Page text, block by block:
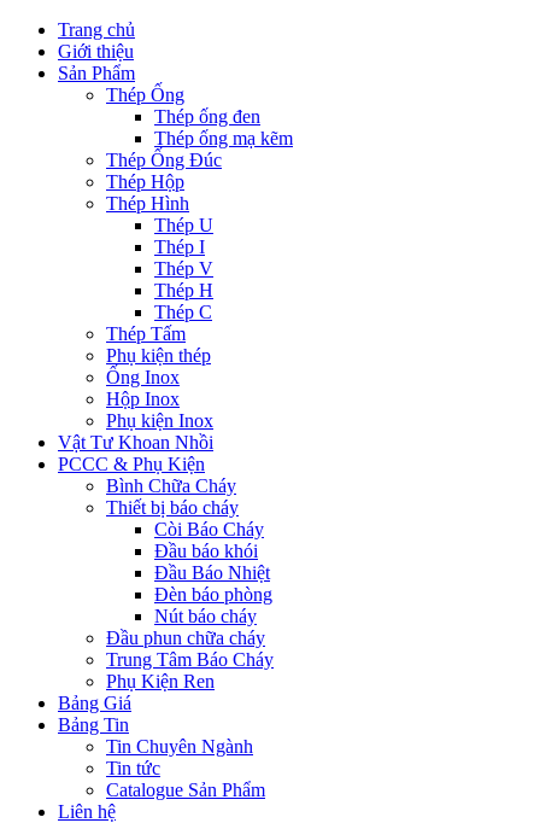
Trang chủ
Giới thiệu
Sản Phẩm
Thép Ống
Thép ống đen
Thép ống mạ kẽm
Thép Ống Đúc
Thép Hộp
Thép Hình
Thép U
Thép I
Thép V
Thép H
Thép C
Thép Tấm
Phụ kiện thép
Ống Inox
Hộp Inox
Phụ kiện Inox
Vật Tư Khoan Nhồi
PCCC & Phụ Kiện
Bình Chữa Cháy
Thiết bị báo cháy
Còi Báo Cháy
Đầu báo khói
Đầu Báo Nhiệt
Đèn báo phòng
Nút báo cháy
Đầu phun chữa cháy
Trung Tâm Báo Cháy
Phụ Kiện Ren
Bảng Giá
Bảng Tin
Tin Chuyên Ngành
Tin tức
Catalogue Sản Phẩm
Liên hệ